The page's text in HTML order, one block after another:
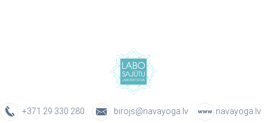
+371 29 330 280 birojs@navayoga.lv navayoga.lv